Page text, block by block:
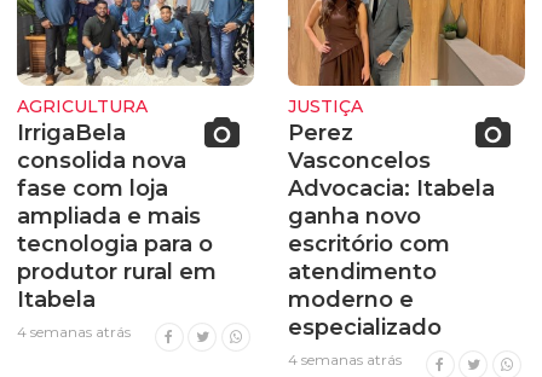
AGRICULTURA
IrrigaBela
consolida nova
fase com loja
ampliada e mais
tecnologia para o
produtor rural em
Itabela
4 semanas atrás
JUSTIÇA
Perez
Vasconcelos
Advocacia: Itabela
ganha novo
escritório com
atendimento
moderno e
especializado
4 semanas atrás